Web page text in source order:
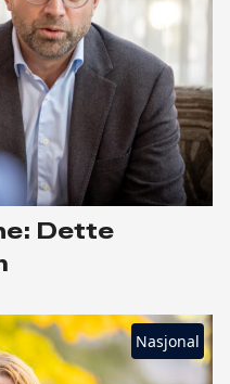
Dette
Nasjonal